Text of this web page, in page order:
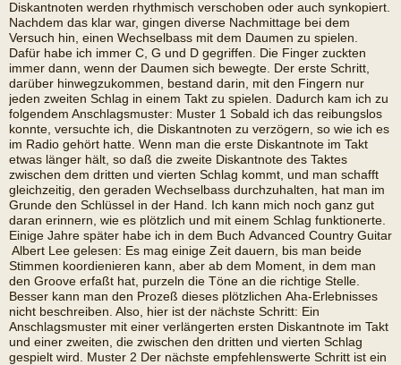
Diskantnoten werden rhythmisch verschoben oder auch synkopiert.
Nachdem das klar war, gingen diverse Nachmittage bei dem
Versuch hin, einen Wechselbass mit dem Daumen zu spielen.
Dafür habe ich immer C, G und D gegriffen. Die Finger zuckten
immer dann, wenn der Daumen sich bewegte. Der erste Schritt,
darüber hinwegzukommen, bestand darin, mit den Fingern nur
jeden zweiten Schlag in einem Takt zu spielen. Dadurch kam ich zu
folgendem Anschlagsmuster: Muster 1 Sobald ich das reibungslos
konnte, versuchte ich, die Diskantnoten zu verzögern, so wie ich es
im Radio gehört hatte. Wenn man die erste Diskantnote im Takt
etwas länger hält, so daß die zweite Diskantnote des Taktes
zwischen dem dritten und vierten Schlag kommt, und man schafft
gleichzeitig, den geraden Wechselbass durchzuhalten, hat man im
Grunde den Schlüssel in der Hand. Ich kann mich noch ganz gut
daran erinnern, wie es plötzlich und mit einem Schlag funktionerte.
Einige Jahre später habe ich in dem Buch Advanced Country Guitar
 Albert Lee gelesen: Es mag einige Zeit dauern, bis man beide
Stimmen koordienieren kann, aber ab dem Moment, in dem man
den Groove erfaßt hat, purzeln die Töne an die richtige Stelle.
Besser kann man den Prozeß dieses plötzlichen Aha-Erlebnisses
nicht beschreiben. Also, hier ist der nächste Schritt: Ein
Anschlagsmuster mit einer verlängerten ersten Diskantnote im Takt
und einer zweiten, die zwischen den dritten und vierten Schlag
gespielt wird. Muster 2 Der nächste empfehlenswerte Schritt ist ein